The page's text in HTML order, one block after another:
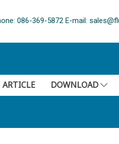
086-369-5872 E-mail:
ARTICLE DOWNLOAD